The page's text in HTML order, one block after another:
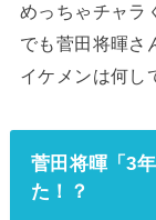
めっちゃチャラ
でも菅田将暉さ
イケメンは何し
菅田将暉「3
た！？